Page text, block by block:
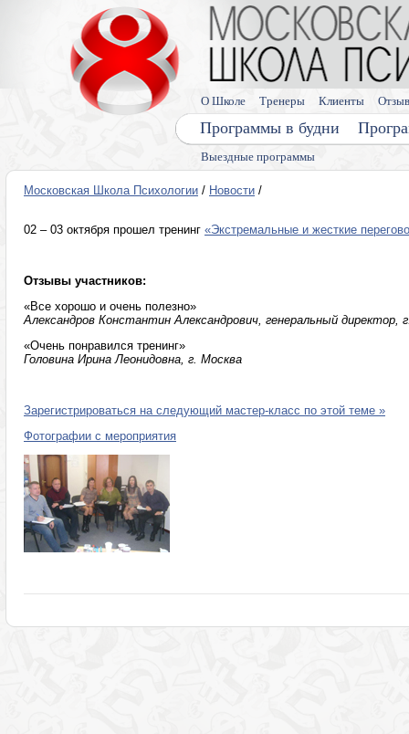
Выездные программы
Программы в будни
О Школе Тренеры Клиенты
Московская Школа Психологии / Новости /
02 – 03 октября прошел тренинг «Экстремальные и жесткие
Отзывы участников:
«Все хорошо и очень полезно»
Александров Константин Александрович, генеральный директор,
«Очень понравился тренинг»
Головина Ирина Леонидовна, г. Москва
Зарегистрироваться на следующий мастер-класс по этой теме »
Фотографии с мероприятия